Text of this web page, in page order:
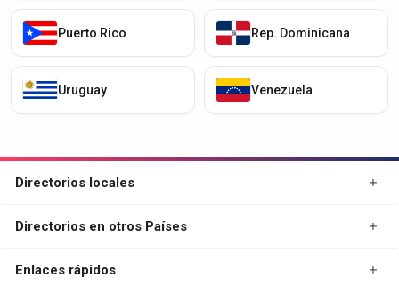
Puerto Rico Rep. Dominicana
Uruguay Venezuela
Directorios locales
Directorios en otros Países
Enlaces rápidos